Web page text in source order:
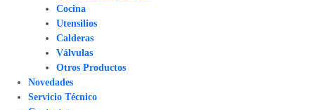
Cocina
Utensilios
Calderas
Válvulas
Otros Productos
Novedades
Servicio Técnico